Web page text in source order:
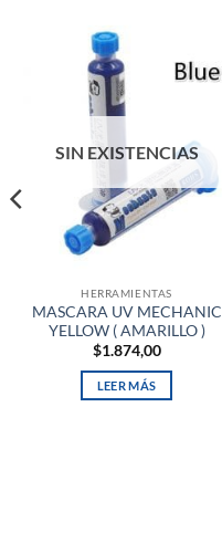
SIN EXISTENCIAS
HERRAMIENTAS
MASCARA UV MECHANIC
YELLOW ( AMARILLO )
$1.874,00
LEER MÁS